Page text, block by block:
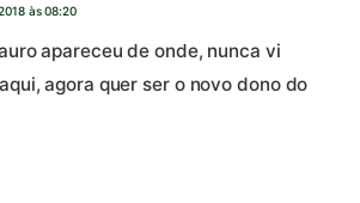
às 08:20
apareceu de onde, nunca vi
agora quer ser o novo dono do